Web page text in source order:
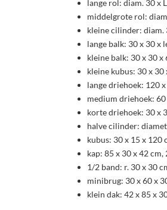
lange rol: diam. 30 x
middelgrote rol:
kleine cilinder: diam.
lange balk: 30 x 30 x
kleine balk: 30 x 30 x
kleine kubus: 30 x 30
lange driehoek: 120
medium driehoek:
korte driehoek: 30 x
halve cilinder:
kubus: 30 x 15 x 120
kap: 85 x 30 x 42 cm,
1/2 band: r. 30 x 30
minibrug: 30 x 60 x
klein dak: 42 x 85 x